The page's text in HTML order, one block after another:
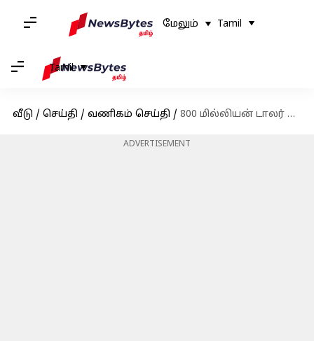
மேலும் Tamil
Tamil
வீடு / செய்தி / வணிகம் செய்தி / 800 மில்லியன் டாலர் கட்டணத்தை செலுத்துங்கள்; பங்களாதேஷுக்கு அதானி நிறுவனம் வலியுறுத்தல்
ADVERTISEMENT